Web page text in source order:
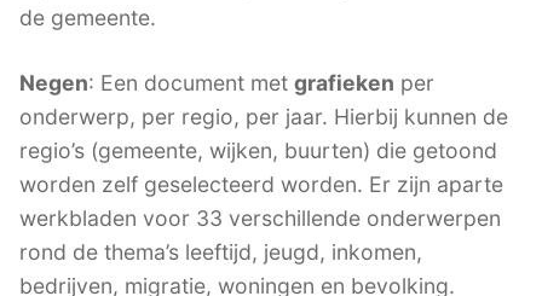
de gemeente.
Negen: Een document met grafieken per
onderwerp, per regio, per jaar. Hierbij kunnen de
regio’s (gemeente, wijken, buurten) die getoond
worden zelf geselecteerd worden. Er zijn aparte
werkbladen voor 33 verschillende onderwerpen
rond de thema’s leeftijd, jeugd, inkomen,
bedrijven, migratie, woningen en bevolking.